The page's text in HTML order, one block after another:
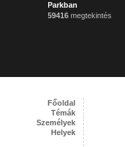
Parkban
59416 megtekintés
Főoldal
Témák
Személyek
Helyek